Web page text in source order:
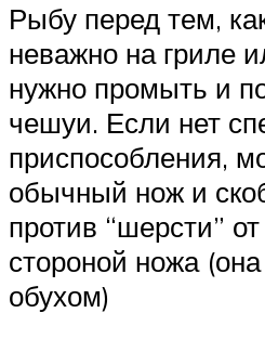
Рыбу перед тем,
неважно на гриле
нужно промыть и
чешуи. Если нет
приспособления,
обычный нож и
против “шерсти”
стороной ножа
обухом)